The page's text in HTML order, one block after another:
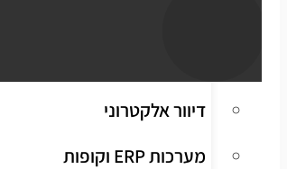
דיוור אלקטרוני
מערכות ERP וקופות